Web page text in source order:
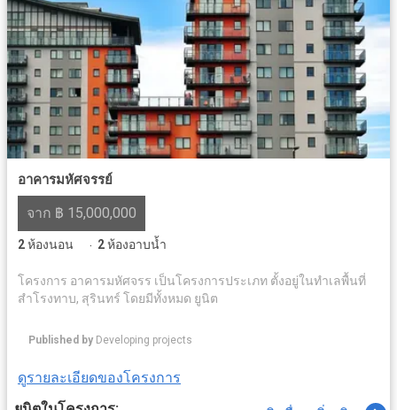
อาคารมหัศจรรย์
จาก ฿ 15,000,000
2ห้องนอน · 2ห้องอาบน้ำ
โครงการ อาคารมหัศจรร เป็นโครงการประเภท ตั้งอยู่ในทำเลพื้นที่
สำโรงทาบ, สุรินทร์ โดยมีทั้งหมด ยูนิต
Published by Developing projects
ดูรายละเอียดของโครงการ